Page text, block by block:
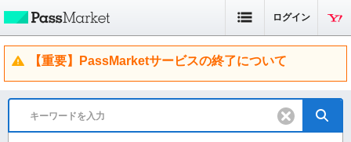
ログイン
【重要】PassMarketサービスの終了について